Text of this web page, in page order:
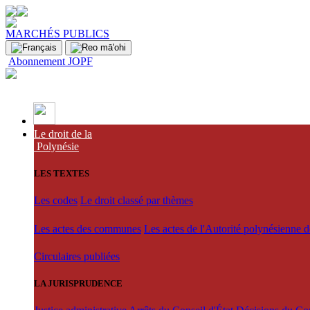
MARCHÉS PUBLICS
Abonnement JOPF
Le droit de la
Polynésie
LES TEXTES
Les codes Le droit classé par thèmes
Les actes des communes Les actes de l'Autorité polynésienne
Circulaires publiées
LA JURISPRUDENCE